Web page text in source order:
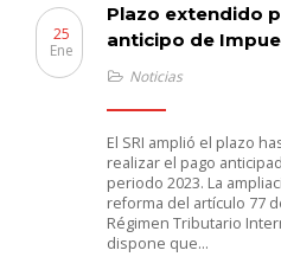
Plazo extendido
anticipo de
25
Ene
Noticias
El SRI amplió el plazo
realizar el pago
periodo 2023. La
reforma del artículo 77
Régimen Tributario
dispone que…